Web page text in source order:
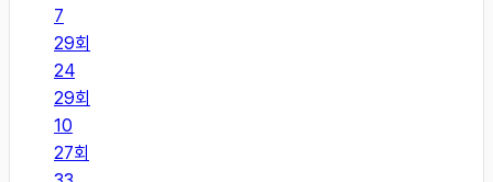
7
29회
24
29회
10
27회